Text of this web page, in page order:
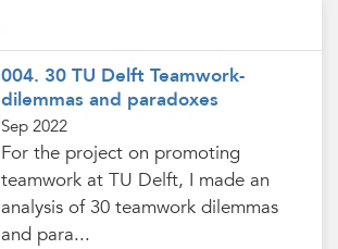
004. 30 TU Delft Teamwork-
dilemmas and paradoxes
Sep 2022
For the project on promoting
teamwork at TU Delft, I made an
analysis of 30 teamwork dilemmas
and para...